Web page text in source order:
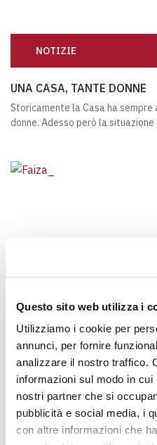
Questo sito web utilizza i
Utilizziamo i cookie per
annunci, per fornire
analizzare il nostro traffico.
informazioni sul modo in
nostri partner che si
pubblicità e social media, i
con altre informazioni che
NOTIZIE
UNA CASA, TANTE DONNE
Storicamente la Casa ha sempre
donne. Adesso però la
FAIZA E IL SOGNO DEL
FAIZA E IL SOGNO DEL
Faiza è una giovane donna
2 »